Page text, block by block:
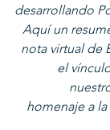
desarrollando
Aquí un
nota virtual de
el
homenaje a